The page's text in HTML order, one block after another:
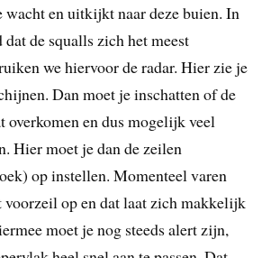
en uitkijkt naar deze buien. In
de squalls zich het meest
we hiervoor de radar. Hier zie je
Dan moet je inschatten of de
overkomen en dus mogelijk veel
Hier moet je dan de zeilen
op instellen. Momenteel varen
op en dat laat zich makkelijk
moet je nog steeds alert zijn,